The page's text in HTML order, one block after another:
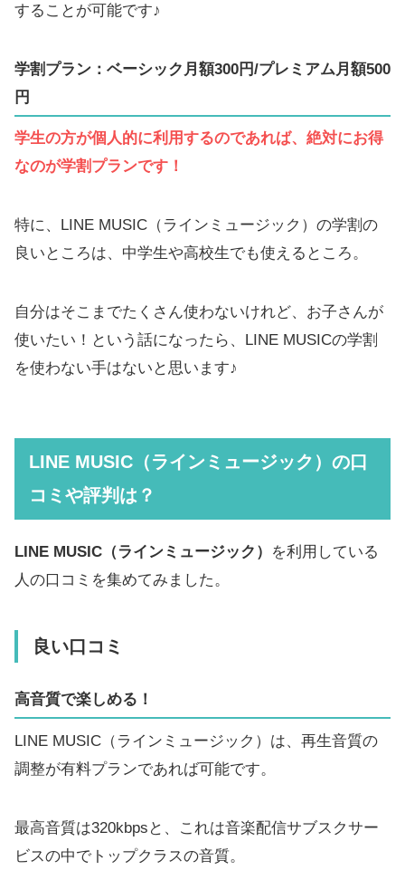
することが可能です♪
学割プラン：ベーシック月額300円/プレミアム月額500
円
学生の方が個人的に利用するのであれば、絶対にお得
なのが学割プランです！
特に、LINE MUSIC（ラインミュージック）の学割の
良いところは、中学生や高校生でも使えるところ。
自分はそこまでたくさん使わないけれど、お子さんが
使いたい！という話になったら、LINE MUSICの学割
を使わない手はないと思います♪
LINE MUSIC（ラインミュージック）の口
コミや評判は？
LINE MUSIC（ラインミュージック）
を利用している
人の口コミを集めてみました。
良い口コミ
高音質で楽しめる！
LINE MUSIC（ラインミュージック）は、再生音質の
調整が有料プランであれば可能です。
最高音質は320kbpsと、これは音楽配信サブスクサー
ビスの中でトップクラスの音質。